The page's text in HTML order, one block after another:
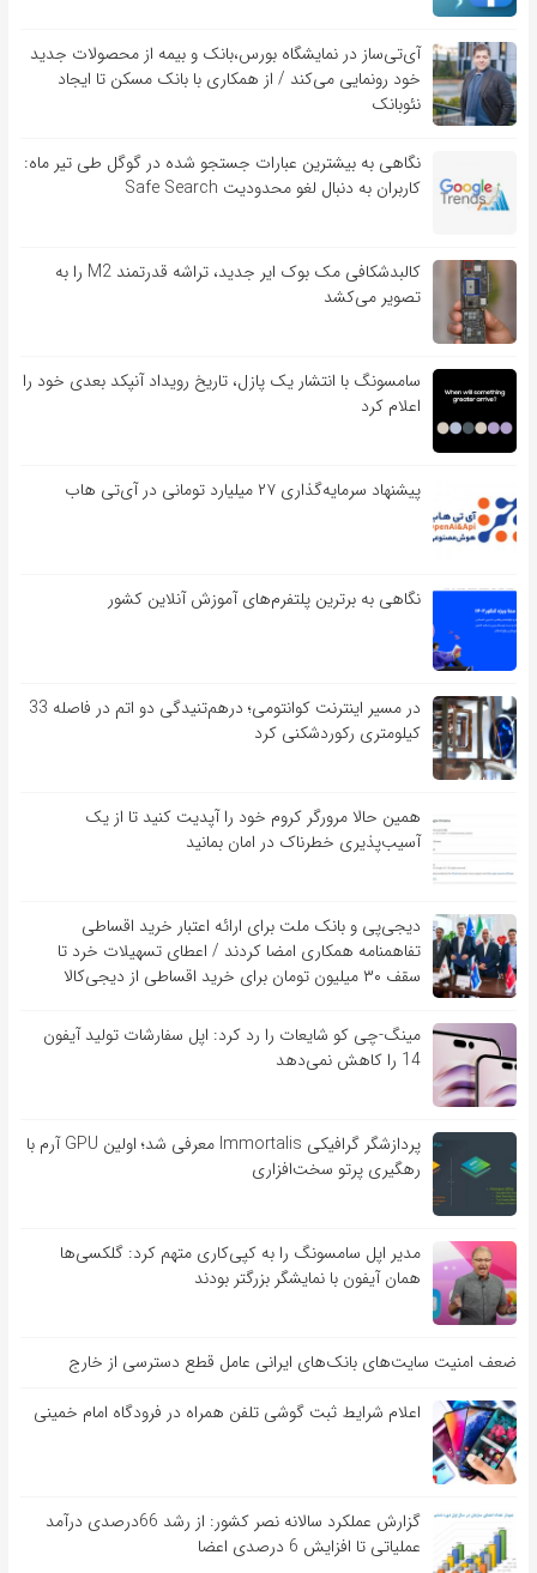
آی‌تی‌ساز در نمایشگاه بورس،بانک و بیمه از محصولات جدید
خود رونمایی می‌کند / از همکاری با بانک مسکن تا ایجاد
نئوبانک
نگاهی به بیشترین عبارات جستجو شده در گوگل طی تیر ماه:
کاربران به دنبال لغو محدودیت Safe Search
کالبدشکافی مک بوک ایر جدید، تراشه قدرتمند M2 را به
تصویر می‌کشد
سامسونگ با انتشار یک پازل، تاریخ رویداد آنپکد بعدی خود را
اعلام کرد
پیشنهاد سرمایه‌گذاری ۲۷ میلیارد تومانی در آی‌تی هاب
نگاهی به برترین پلتفرم‌های آموزش آنلاین کشور
در مسیر اینترنت کوانتومی؛ درهم‌تنیدگی دو اتم در فاصله 33
کیلومتری رکوردشکنی کرد
همین حالا مرورگر کروم خود را آپدیت کنید تا از یک
آسیب‌‌‌‌پذیری خطرناک در امان بمانید
دیجی‌پی و بانک ملت برای ارائه اعتبار خرید اقساطی
تفاهم‎نامه همکاری امضا کردند / اعطای تسهیلات خرد تا
سقف ۳۰ میلیون تومان برای خرید اقساطی از دیجی‌کالا
مینگ-چی کو شایعات را رد کرد: اپل سفارشات تولید آیفون
14 را کاهش نمی‌دهد
پردازشگر گرافیکی Immortalis معرفی شد؛ اولین GPU آرم با
رهگیری پرتو سخت‌افزاری
مدیر اپل سامسونگ را به کپی‌کاری متهم کرد: گلکسی‌ها
همان آیفون با نمایشگر بزرگتر بودند
ضعف امنیت سایت‌های بانک‌های ایرانی عامل قطع دسترسی از خارج
اعلام شرایط ثبت گوشی تلفن همراه در فرودگاه امام خمینی
گزارش عملکرد سالانه نصر کشور: از رشد 66درصدی درآمد
عملیاتی تا افزایش 6 درصدی اعضا